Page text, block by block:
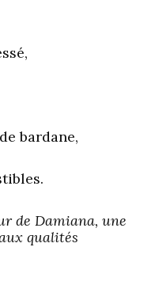
bardane,
de Damiana, une
qualités